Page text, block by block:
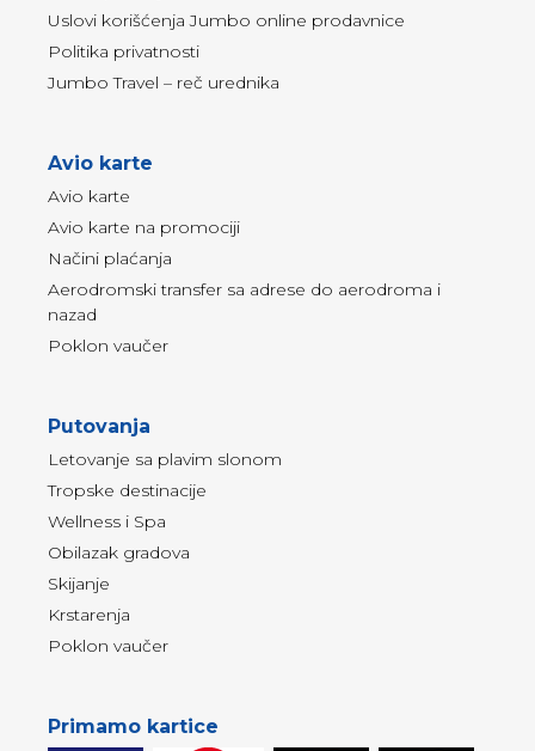
Uslovi korišćenja Jumbo online prodavnice
Politika privatnosti
Jumbo Travel – reč urednika
Avio karte
Avio karte
Avio karte na promociji
Načini plaćanja
Aerodromski transfer sa adrese do aerodroma i
nazad
Poklon vaučer
Putovanja
Letovanje sa plavim slonom
Tropske destinacije
Wellness i Spa
Obilazak gradova
Skijanje
Krstarenja
Poklon vaučer
Primamo kartice